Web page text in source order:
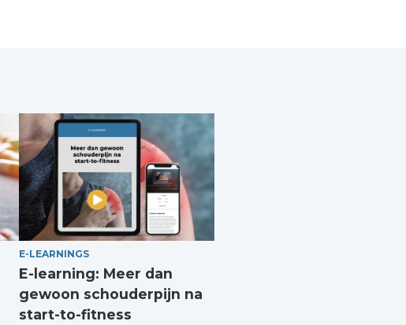
E-LEARNINGS
E-learning: Meer dan
gewoon schouderpijn na
start-to-fitness